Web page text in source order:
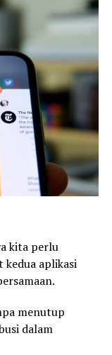
kita perlu
kedua aplikasi
menutup
dalam